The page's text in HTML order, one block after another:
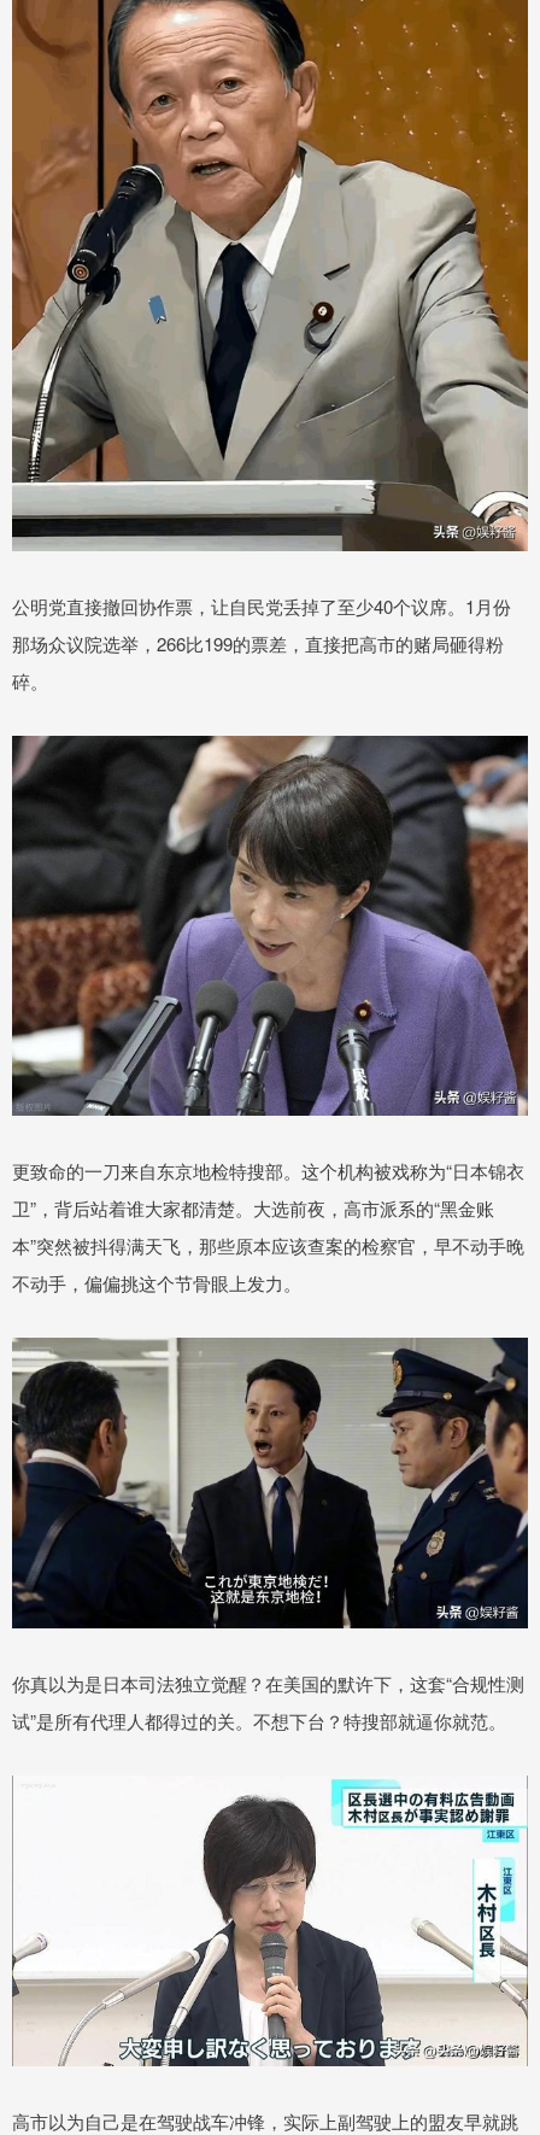
公明党直接撤回协作票，让自民党丢掉了至少40个议席。1月份
那场众议院选举，266比199的票差，直接把高市的赌局砸得粉
碎。
更致命的一刀来自东京地检特搜部。这个机构被戏称为“日本锦衣
卫”，背后站着谁大家都清楚。大选前夜，高市派系的“黑金账
本”突然被抖得满天飞，那些原本应该查案的检察官，早不动手晚
不动手，偏偏挑这个节骨眼上发力。
你真以为是日本司法独立觉醒？在美国的默许下，这套“合规性测
试”是所有代理人都得过的关。不想下台？特搜部就逼你就范。
高市以为自己是在驾驶战车冲锋，实际上副驾驶上的盟友早就跳